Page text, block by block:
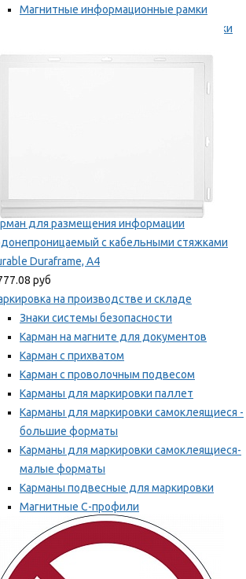
Магнитные информационные рамки
Самоклеящиеся информационные рамки
для размещения информации
с кабельными стяжками
Duraframe, А4
руб
на производстве и складе
Знаки системы безопасности
Карман на магните для документов
Карман с прихватом
Карман с проволочным подвесом
Карманы для маркировки паллет
Карманы для маркировки самоклеящиеся -
большие форматы
Карманы для маркировки самоклеящиеся-
малые форматы
Карманы подвесные для маркировки
Магнитные С-профили
Напольная маркировка
рекомендуем